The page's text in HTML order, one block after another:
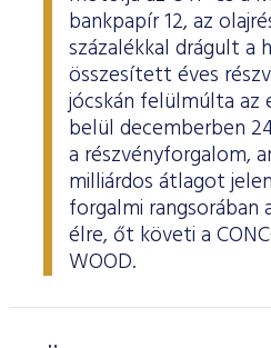
bankpapír 12, az
százalékkal drágult a
összesített éves
jócskán felülmúlta az
belül decemberben
a részvényforgalom,
milliárdos átlagot
forgalmi rangsorában
élre, őt követi a
WOOD.